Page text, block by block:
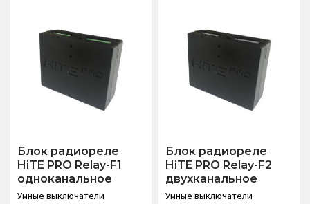
Блок радиореле
HiTE PRO Relay-F1
одноканальное
Умные выключатели
Блок радиореле
HiTE PRO Relay-F2
двухканальное
Умные выключатели